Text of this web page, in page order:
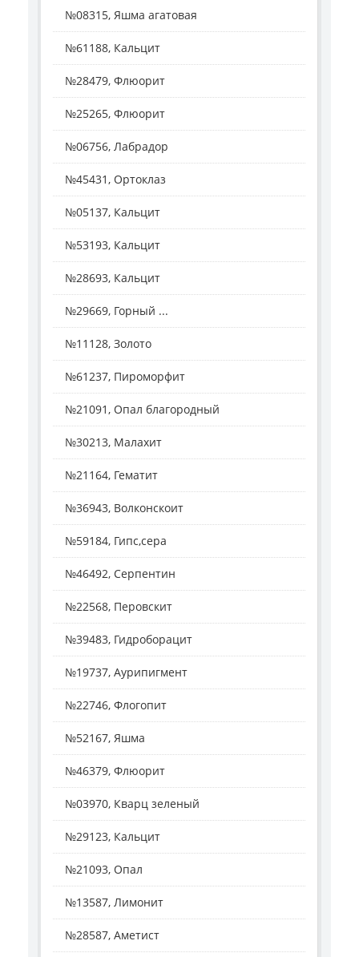
№08315, Яшма агатовая
№61188, Кальцит
№28479, Флюорит
№25265, Флюорит
№06756, Лабрадор
№45431, Ортоклаз
№05137, Кальцит
№53193, Кальцит
№28693, Кальцит
№29669, Горный ...
№11128, Золото
№61237, Пироморфит
№21091, Опал благородный
№30213, Малахит
№21164, Гематит
№36943, Волконскоит
№59184, Гипс,сера
№46492, Серпентин
№22568, Перовскит
№39483, Гидроборацит
№19737, Аурипигмент
№22746, Флогопит
№52167, Яшма
№46379, Флюорит
№03970, Кварц зеленый
№29123, Кальцит
№21093, Опал
№13587, Лимонит
№28587, Аметист